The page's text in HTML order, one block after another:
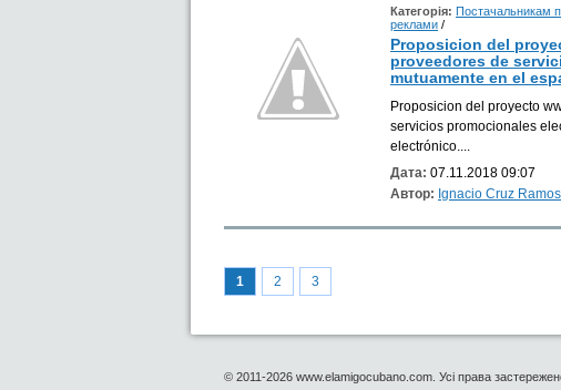
Категорія: Постачальникам
реклами /
Proposicion del
proveedores de
mutuamente en el
Proposicion del proyecto
servicios promocionales
electrónico....
Дата: 07.11.2018 09:07
Автор: Ignacio Cruz Ramos
1 2 3
© 2011-2026 www.elamigocubano.com. Усі права